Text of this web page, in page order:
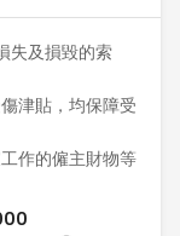
失及損毀的索
津貼，均保障受
作的僱主財物等